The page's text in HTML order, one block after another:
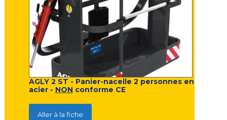
AGLY 2 ST - Panier-nacelle 2 personnes en
acier - NON conforme CE
Aller à la fiche